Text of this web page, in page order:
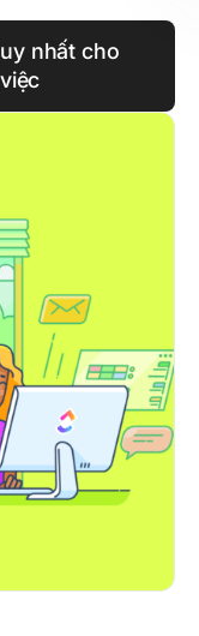
nhất cho